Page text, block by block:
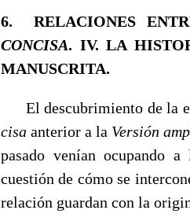
6.RELACIONES
CONCISA. IV.LA
MANUSCRITA.
El descubrimiento de la
cisaanterior a la Versión
pasado venían ocupando
cuestión de cómo se
relación guardan con la